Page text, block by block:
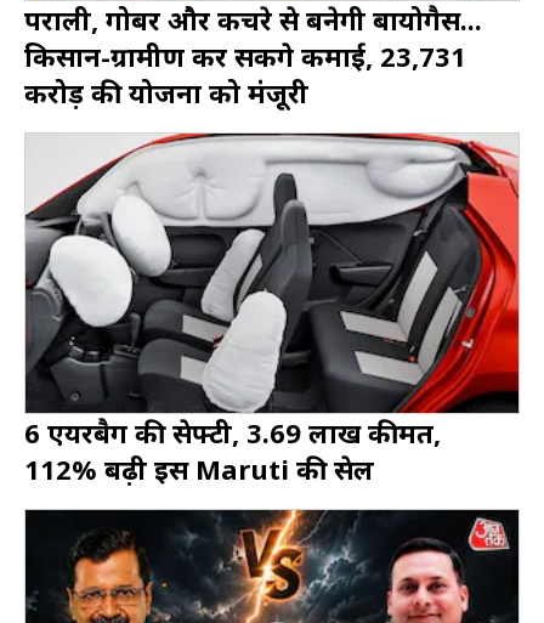
पराली, गोबर और कचरे से बनेगी बायोगैस...
किसान-ग्रामीण कर सकेंगे कमाई, ₹23,731
करोड़ की योजना को मंजूरी
6 एयरबैग की सेफ्टी, 3.69 लाख कीमत,
112% बढ़ी इस Maruti की सेल